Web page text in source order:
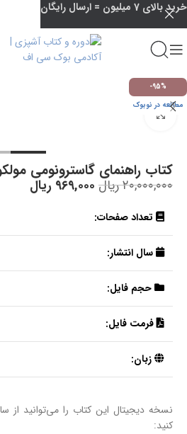
-95%
مطالعه در نوبوک
کتاب راهنمای گاسترونومی
۲۰,۰۰۰,۰۰۰ریال ۹۶۹,۰۰۰ ریال
تعداد صفحات:
سال انتشار:
حجم فایل:
فرمت فایل:
زبان:
نسخه دیجیتال این کتاب را می‌توانید از
کنید:
خرید بالای 7 میلیون = ارسال رایگان